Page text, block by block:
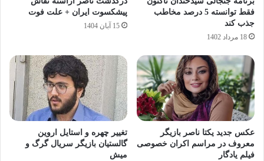
فقط توانسته‌‌‌‌‌ 5 درصد مخاطب
جذب کند
18 مرداد 1402
پیشکسوت ایران + علت فوت
15 آبان 1404
عکس جدید یکتا ناصر بازیگر
معروف در مراسم اکران خصوصی
فیلم یادگار
تغییر چهره و استایل اروین
گالستیان بازیگر سریال گرگ و
میش